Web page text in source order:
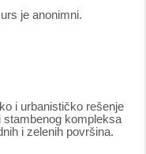
je anonimni.
i urbanističko rešenje
stambenog kompleksa
i zelenih površina.